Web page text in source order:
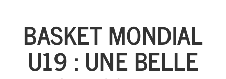
A
BASKET MONDIAL
U19 : UNE BELLE